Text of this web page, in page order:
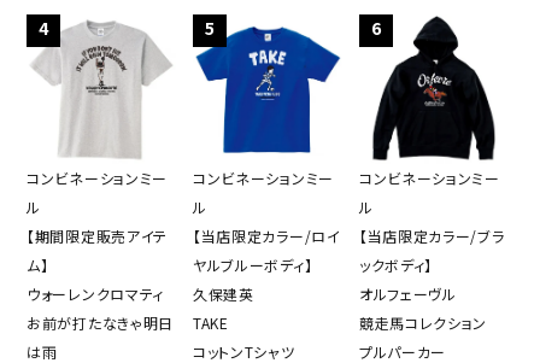
キーワード
カテゴリー
close
4
コンビネーションミー
ル
【期間限定販売アイテ
ム】
ウォーレンクロマティ
お前が打たなきゃ明日
は雨
5
コンビネーションミー
ル
【当店限定カラー/ロイ
ヤルブルーボディ】
久保建英
TAKE
コットンTシャツ
6
コンビネーションミー
ル
【当店限定カラー/ブラ
ックボディ】
オルフェーヴル
競走馬コレクション
プルパーカー